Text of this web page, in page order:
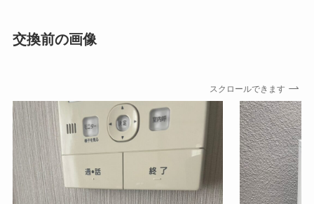
交換前の画像
スクロールできます